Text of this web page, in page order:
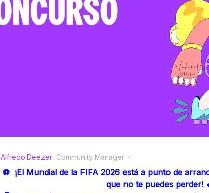
Alfredo.Deezer Community Manager
⚽ ¡El Mundial de la FIFA 2026 está a punto de
que no te puedes perder!